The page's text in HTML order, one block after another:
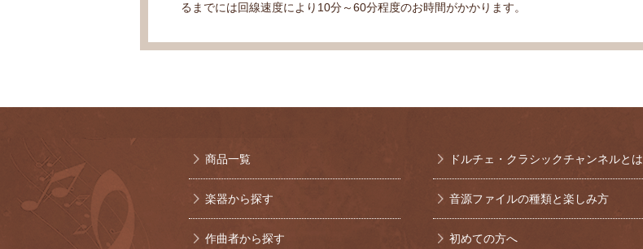
るまでには回線速度により10分～60分程度のお時間がかかります。
商品一覧
楽器から探す
作曲者から探す
ドルチェ・クラシックチャンネルとは
音源ファイルの種類と楽しみ方
初めての方へ